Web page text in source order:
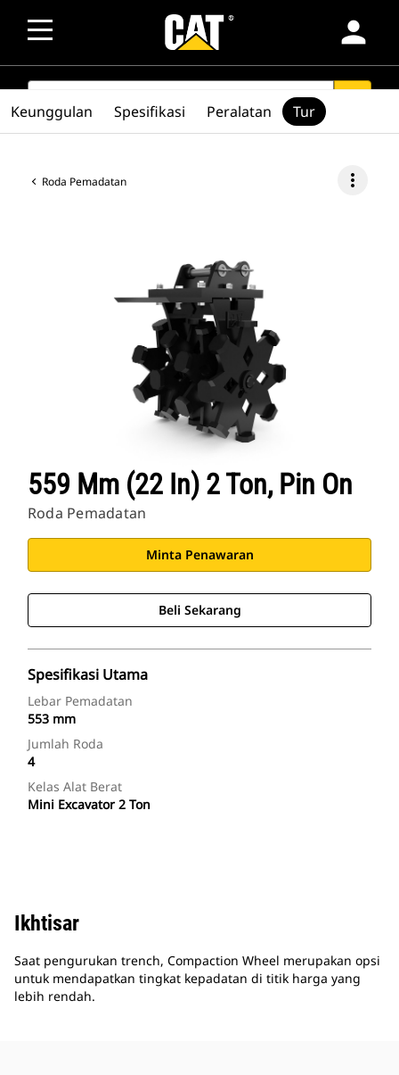
person
SEARCH
Roda Pemadatan more_vert
559 Mm (22 In) 2 Ton, Pin On
Roda Pemadatan
Minta Penawaran
Beli Sekarang
Spesifikasi Utama
Lebar Pemadatan
553 mm
Jumlah Roda
4
Kelas Alat Berat
Mini Excavator 2 Ton
Keunggulan Spesifikasi Peralatan Tur
Ikhtisar
Saat pengurukan trench, Compaction Wheel merupakan opsi
untuk mendapatkan tingkat kepadatan di titik harga yang
lebih rendah.